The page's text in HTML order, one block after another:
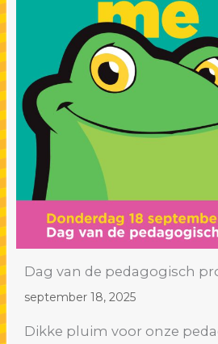
Dag van de pedagogisch
september 18, 2025
Dikke pluim voor onze